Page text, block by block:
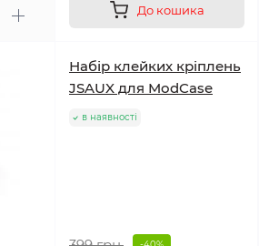
До кошика
Набір клейких кріплень
JSAUX для ModCase
в наявності